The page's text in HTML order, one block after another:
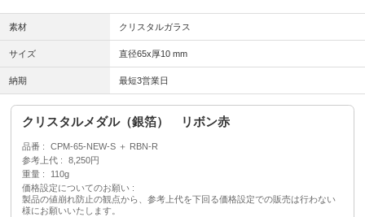
素材 クリスタルガラス
サイズ 直径65x厚10 mm
納期 最短3営業日
クリスタルメダル（銀箔） リボン赤
品番
CPM-65-NEW-S ＋ RBN-R
参考上代
8,250円
重量
110g
価格設定についてのお願い
製品の値崩れ防止の観点から、参考上代を下回る価格設定での販売は行わない
様にお願いいたします。